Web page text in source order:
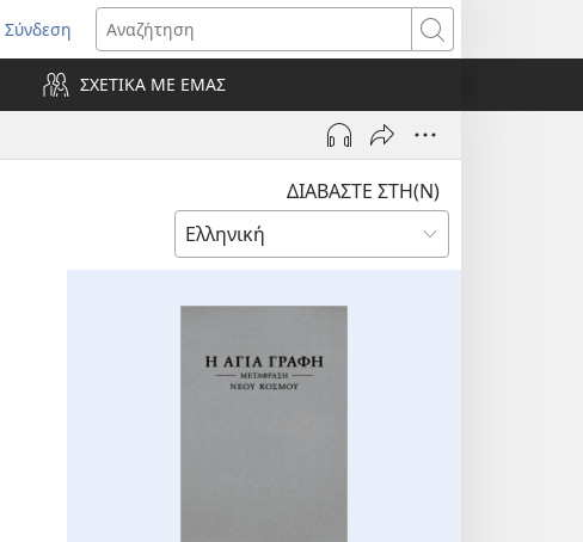
Σύνδεση
(ανοίγει
νέο
παράθυρο)
Αναζήτηση
ΣΧΕΤΙΚΑ ΜΕ ΕΜΑΣ
ΔΙΑΒΑΣΤΕ ΣΤΗ(Ν)